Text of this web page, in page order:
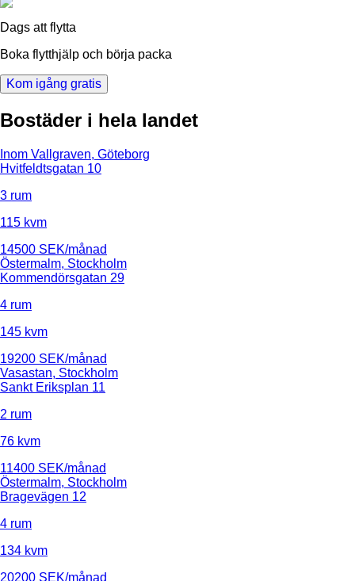
Dags att flytta
Boka flytthjälp och börja packa
Kom igång gratis
Bostäder i hela landet
Inom Vallgraven, Göteborg
Hvitfeldtsgatan 10
3 rum
115 kvm
14500 SEK/månad
Östermalm, Stockholm
Kommendörsgatan 29
4 rum
145 kvm
19200 SEK/månad
Vasastan, Stockholm
Sankt Eriksplan 11
2 rum
76 kvm
11400 SEK/månad
Östermalm, Stockholm
Bragevägen 12
4 rum
134 kvm
20200 SEK/månad